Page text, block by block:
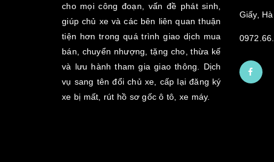
cho mọi công đoạn, vấn đề phát sinh,
giúp chủ xe và các bên liên quan thuận
tiện hơn trong quá trình giao dịch mua
bán, chuyển nhượng, tặng cho, thừa kế
và lưu hành tham gia giao thông. Dịch
vụ sang tên đổi chủ xe, cấp lại đăng ký
xe bị mất, rút hồ sơ gốc ô tô, xe máy.
Giấy, Hà